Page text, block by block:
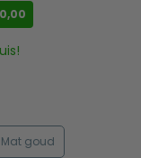
Mat goud